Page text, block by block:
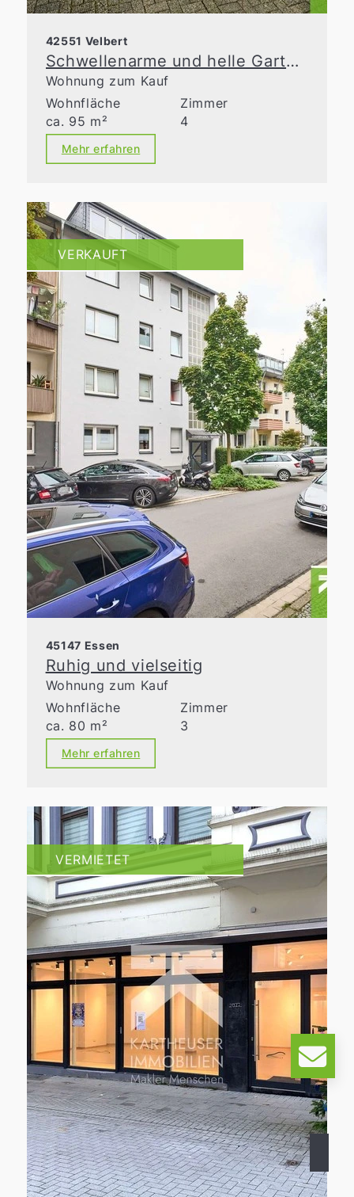
42551 Velbert
Schwellenarme und helle Gartenwohnung in gepflegter WEG
Wohnung zum Kauf
Wohnfläche
ca. 95 m²
Zimmer
4
Mehr erfahren
VERKAUFT
45147 Essen
Ruhig und vielseitig
Wohnung zum Kauf
Wohnfläche
ca. 80 m²
Zimmer
3
Mehr erfahren
VERMIETET